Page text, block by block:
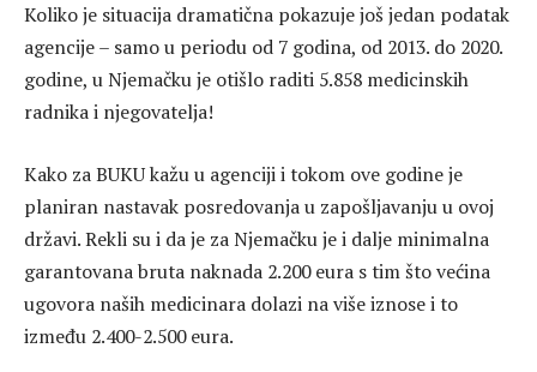
Koliko je situacija dramatična pokazuje još jedan podatak
agencije – samo u periodu od 7 godina, od 2013. do 2020.
godine, u Njemačku je otišlo raditi 5.858 medicinskih
radnika i njegovatelja!
Kako za BUKU kažu u agenciji i tokom ove godine je
planiran nastavak posredovanja u zapošljavanju u ovoj
državi. Rekli su i da je za Njemačku je i dalje minimalna
garantovana bruta naknada 2.200 eura s tim što većina
ugovora naših medicinara dolazi na više iznose i to
između 2.400-2.500 eura.